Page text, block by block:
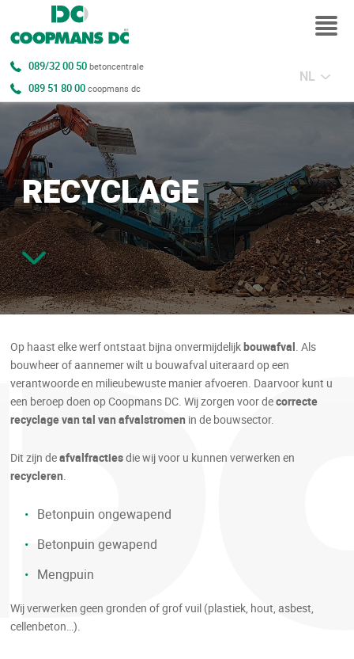
089/32 00 50betoncentrale
089 51 80 00coopmans dc
NL
RECYCLAGE
Op haast elke werf ontstaat bijna onvermijdelijkbouwafval. Als
bouwheer of aannemer wilt u bouwafval uiteraard op een
verantwoorde en milieubewuste manier afvoeren. Daarvoor kunt u
een beroep doen op Coopmans DC. Wij zorgen voor decorrecte
recyclage van tal van afvalstromenin de bouwsector.
Dit zijn deafvalfractiesdie wij voor u kunnen verwerken en
recycleren.
Betonpuin ongewapend
Betonpuin gewapend
Mengpuin
Wij verwerken geen gronden of grof vuil (plastiek, hout, asbest,
cellenbeton…).